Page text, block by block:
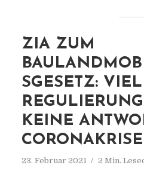
ZIA ZUM
SGESETZ:
KEINE
CORONAKRISE
23. Februar 2021 2 Min.